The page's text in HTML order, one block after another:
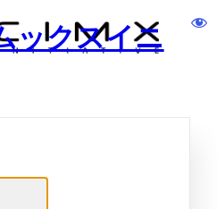
ックスイニ